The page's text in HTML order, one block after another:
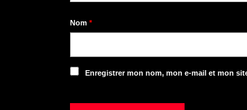
Nom *
Enregistrer mon nom, mon e-mail et mon